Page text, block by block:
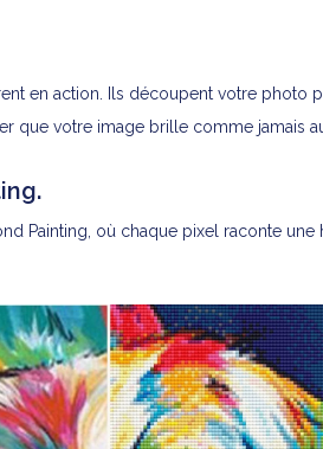
en action. Ils découpent votre
que votre image brille comme jamais
Painting, où chaque pixel raconte